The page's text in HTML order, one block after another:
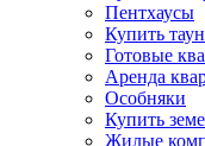
Пентхаусы
Купить
Готовые
Аренда
Особняки
Купить
Жилые